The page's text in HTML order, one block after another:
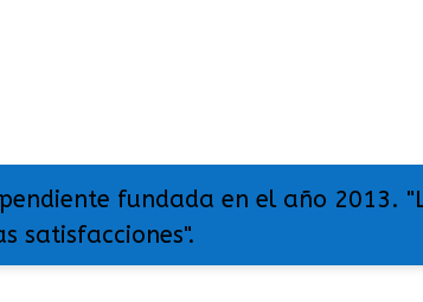
fundada en el año 2013.
satisfacciones".